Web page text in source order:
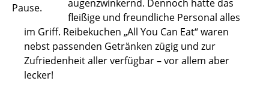
Pause.
augenzwinkernd. Dennoch hatte das
fleißige und freundliche Personal alles
im Griff. Reibekuchen „All You Can Eat“ waren
nebst passenden Getränken zügig und zur
Zufriedenheit aller verfügbar – vor allem aber
lecker!